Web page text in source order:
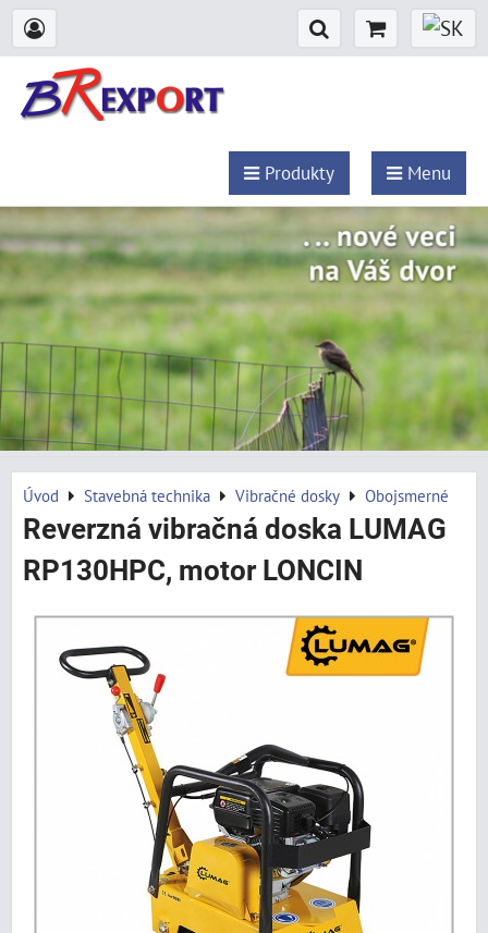
Produkty Menu
Úvod Stavebná technika Vibračné dosky Obojsmerné
Reverzná vibračná doska LUMAG
RP130HPC, motor LONCIN